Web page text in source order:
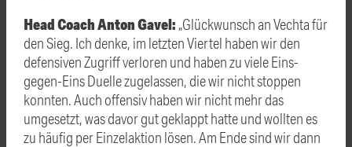
Head Coach Anton Gavel:„Glückwunsch an Vechta für
den Sieg. Ich denke, im letzten Viertel haben wir den
defensiven Zugriff verloren und haben zu viele Eins-
gegen-Eins Duelle zugelassen, die wir nicht stoppen
konnten. Auch offensiv haben wir nicht mehr das
umgesetzt, was davor gut geklappt hatte und wollten es
zu häufig per Einzelaktion lösen. Am Ende sind wir dann